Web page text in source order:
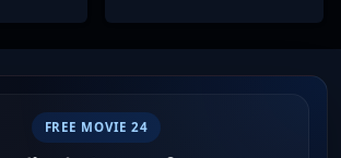
FREE MOVIE 24